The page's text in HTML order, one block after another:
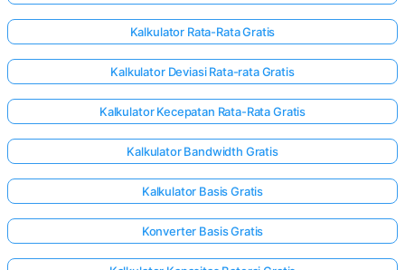
Kalkulator Rata-Rata Gratis
Kalkulator Deviasi Rata-rata Gratis
Kalkulator Kecepatan Rata-Rata Gratis
Kalkulator Bandwidth Gratis
Kalkulator Basis Gratis
Konverter Basis Gratis